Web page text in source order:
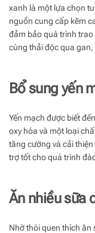
xanh là một lựa chọn
nguồn cung cấp kẽm
đảm bảo quá trình
cùng thải độc qua
Bổ sung yến
Yến mạch được biết
oxy hóa và một loại
tăng cường và cải
trợ tốt cho quá trình
Ăn nhiều sữa
Nhờ thói quen thích ăn